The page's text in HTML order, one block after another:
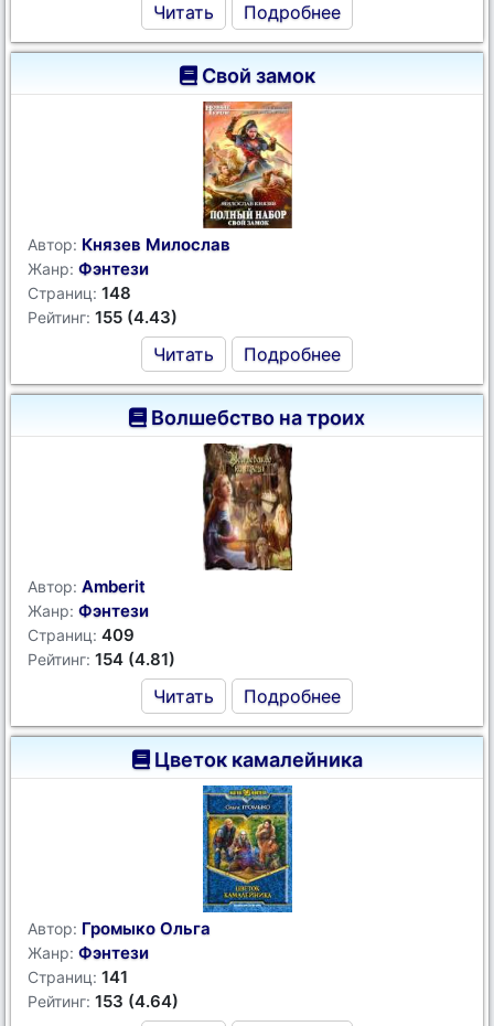
Читать Подробнее
Свой замок
Автор: Князев Милослав
Жанр: Фэнтези
Страниц: 148
Рейтинг: 155 (4.43)
Читать Подробнее
Волшебство на троих
Автор: Amberit
Жанр: Фэнтези
Страниц: 409
Рейтинг: 154 (4.81)
Читать Подробнее
Цветок камалейника
Автор: Громыко Ольга
Жанр: Фэнтези
Страниц: 141
Рейтинг: 153 (4.64)